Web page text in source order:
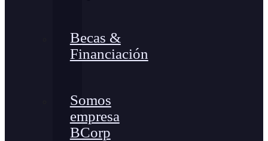
Becas &
Financiación
Somos
empresa
BCorp